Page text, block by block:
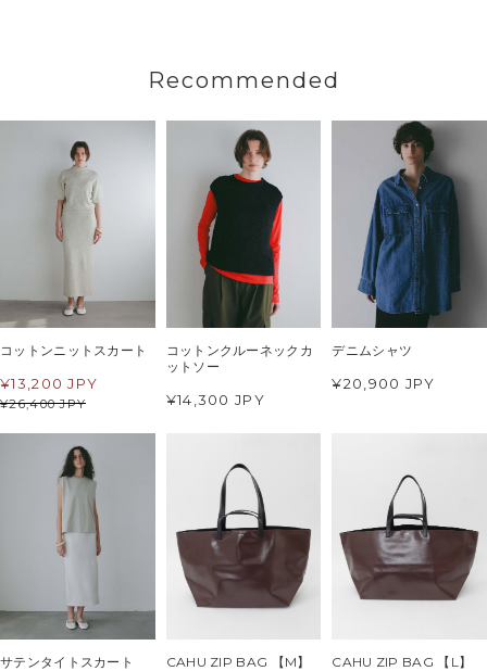
Recommended
コットンニットスカート
¥26,400 JPY
¥13,200 JPY
コットンクルーネックカ
ットソー
¥14,300 JPY
デニムシャツ
¥20,900 JPY
サテンタイトスカート CAHU ZIP BAG 【M】 CAHU ZIP BAG 【L】